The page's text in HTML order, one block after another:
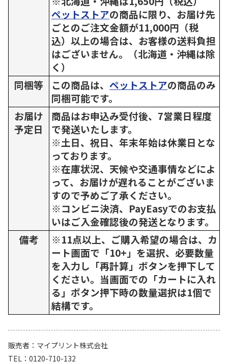
ペットストアの商品に限り、お届け先
ごとのご注文金額が11,000円（税
込）以上の場合は、お客様の送料負担
はございません。（北海道・沖縄は除
く）
同梱等
この商品は、 ペットストアの商品のみ
同梱可能です。
お届け
予定日
商品はお申込み受付後、7営業日程度
で発送いたします。
※土日、祝日、年末年始は休業日とな
っております。
※在庫状況、天候や交通事情などによ
って、お届けが遅れることがございま
すので予めご了承ください。
※コンビニ決済、PayEasyでのお支払
いはご入金確認後の発送となります。
備考
※11点以上、ご購入希望の場合は、カ
ート画面で「10+」を選択、必要数量
を入力し「再計算」ボタンを押下して
ください。当画面での「カートに入れ
る」ボタン押下時の数量選択は1個で
結構です。
販売者
マイプリント株式会社
TEL
0120-710-132